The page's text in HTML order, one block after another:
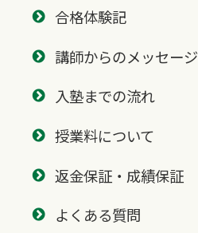
合格体験記
講師からのメッセージ
入塾までの流れ
授業料について
返金保証・成績保証
よくある質問